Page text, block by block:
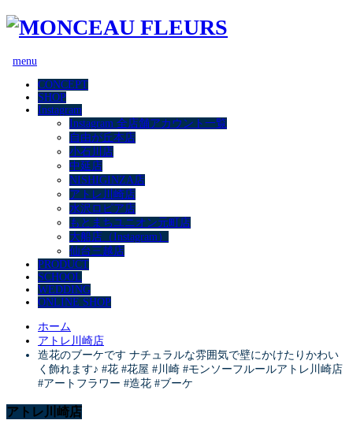
menu
CONCEPT
SHOP
Instagram
Instagram 全店舗アカウント一覧
自由が丘本店
小石川店
中延店
NISHIGINZA店
アトレ川崎店
水沢ロピア店
もとまちユニオン元町店
大船店（Instagram）
仙台三越店
PRODUCT
SCHOOL
WEDDING
ONLINE SHOP
ホーム
アトレ川崎店
造花のブーケです ナチュラルな雰囲気で壁にかけたりかわい
く飾れます♪ #花 #花屋 #川崎 #モンソーフルールアトレ川崎店
#アートフラワー #造花 #ブーケ
アトレ川崎店